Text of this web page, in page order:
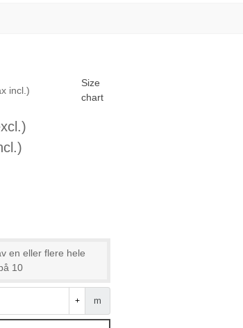
incl.)
Size
chart
en eller flere hele
10
+ m